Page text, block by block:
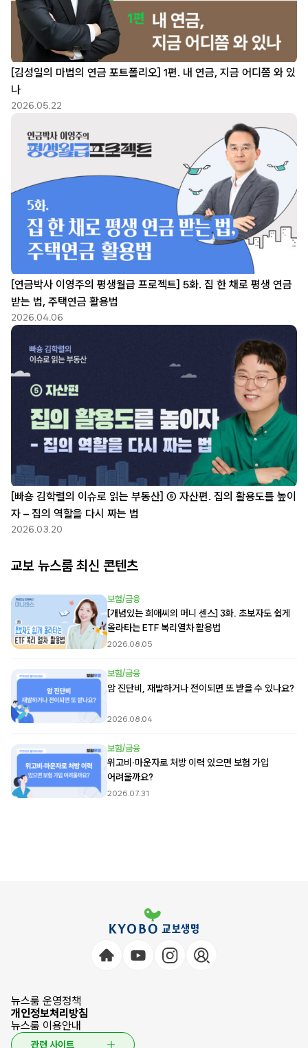
[김성일의 마법의 연금 포트폴리오] 1편. 내 연금, 지금 어디쯤 와 있
나
2026.05.22
[연금박사 이영주의 평생월급 프로젝트] 5화. 집 한 채로 평생 연금
받는 법, 주택연금 활용법
2026.04.06
[빠숑 김학렬의 이슈로 읽는 부동산] ⑤ 자산편. 집의 활용도를 높이
자 – 집의 역할을 다시 짜는 법
2026.03.20
교보 뉴스룸 최신 콘텐츠
보험/금융
[개념있는 희애씨의 머니 센스] 3화. 초보자도 쉽게
올라타는 ETF 복리열차 활용법
2026.08.05
보험/금융
암 진단비, 재발하거나 전이되면 또 받을 수 있나요?
2026.08.04
보험/금융
위고비·마운자로 처방 이력 있으면 보험 가입
어려울까요?
2026.07.31
뉴스룸 운영정책
개인정보처리방침
뉴스룸 이용안내
관련 사이트